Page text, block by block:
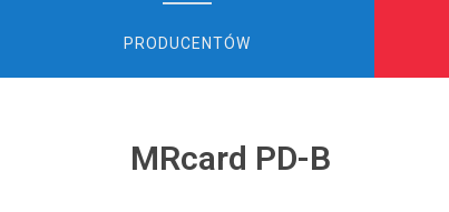
PRODUCENTÓW
MRcard PD-B